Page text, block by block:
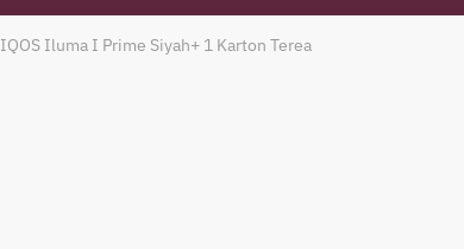
IQOS Iluma I Prime Siyah+ 1 Karton Terea